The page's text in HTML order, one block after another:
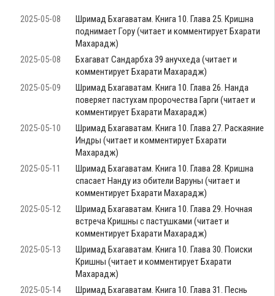
2025-05-08
Шримад Бхагаватам. Книга 10. Глава 25. Кришна
поднимает Гору (читает и комментирует Бхарати
Махарадж)
2025-05-08
Бхагават Сандарбха 39 анучхеда (читает и
комментирует Бхарати Махарадж)
2025-05-09
Шримад Бхагаватам. Книга 10. Глава 26. Нанда
поверяет пастухам пророчества Гарги (читает и
комментирует Бхарати Махарадж)
2025-05-10
Шримад Бхагаватам. Книга 10. Глава 27. Раскаяние
Индры (читает и комментирует Бхарати
Махарадж)
2025-05-11
Шримад Бхагаватам. Книга 10. Глава 28. Кришна
спасает Нанду из обители Варуны (читает и
комментирует Бхарати Махарадж)
2025-05-12
Шримад Бхагаватам. Книга 10. Глава 29. Ночная
встреча Кришны с пастушками (читает и
комментирует Бхарати Махарадж)
2025-05-13
Шримад Бхагаватам. Книга 10. Глава 30. Поиски
Кришны (читает и комментирует Бхарати
Махарадж)
2025-05-14
Шримад Бхагаватам. Книга 10. Глава 31. Песнь